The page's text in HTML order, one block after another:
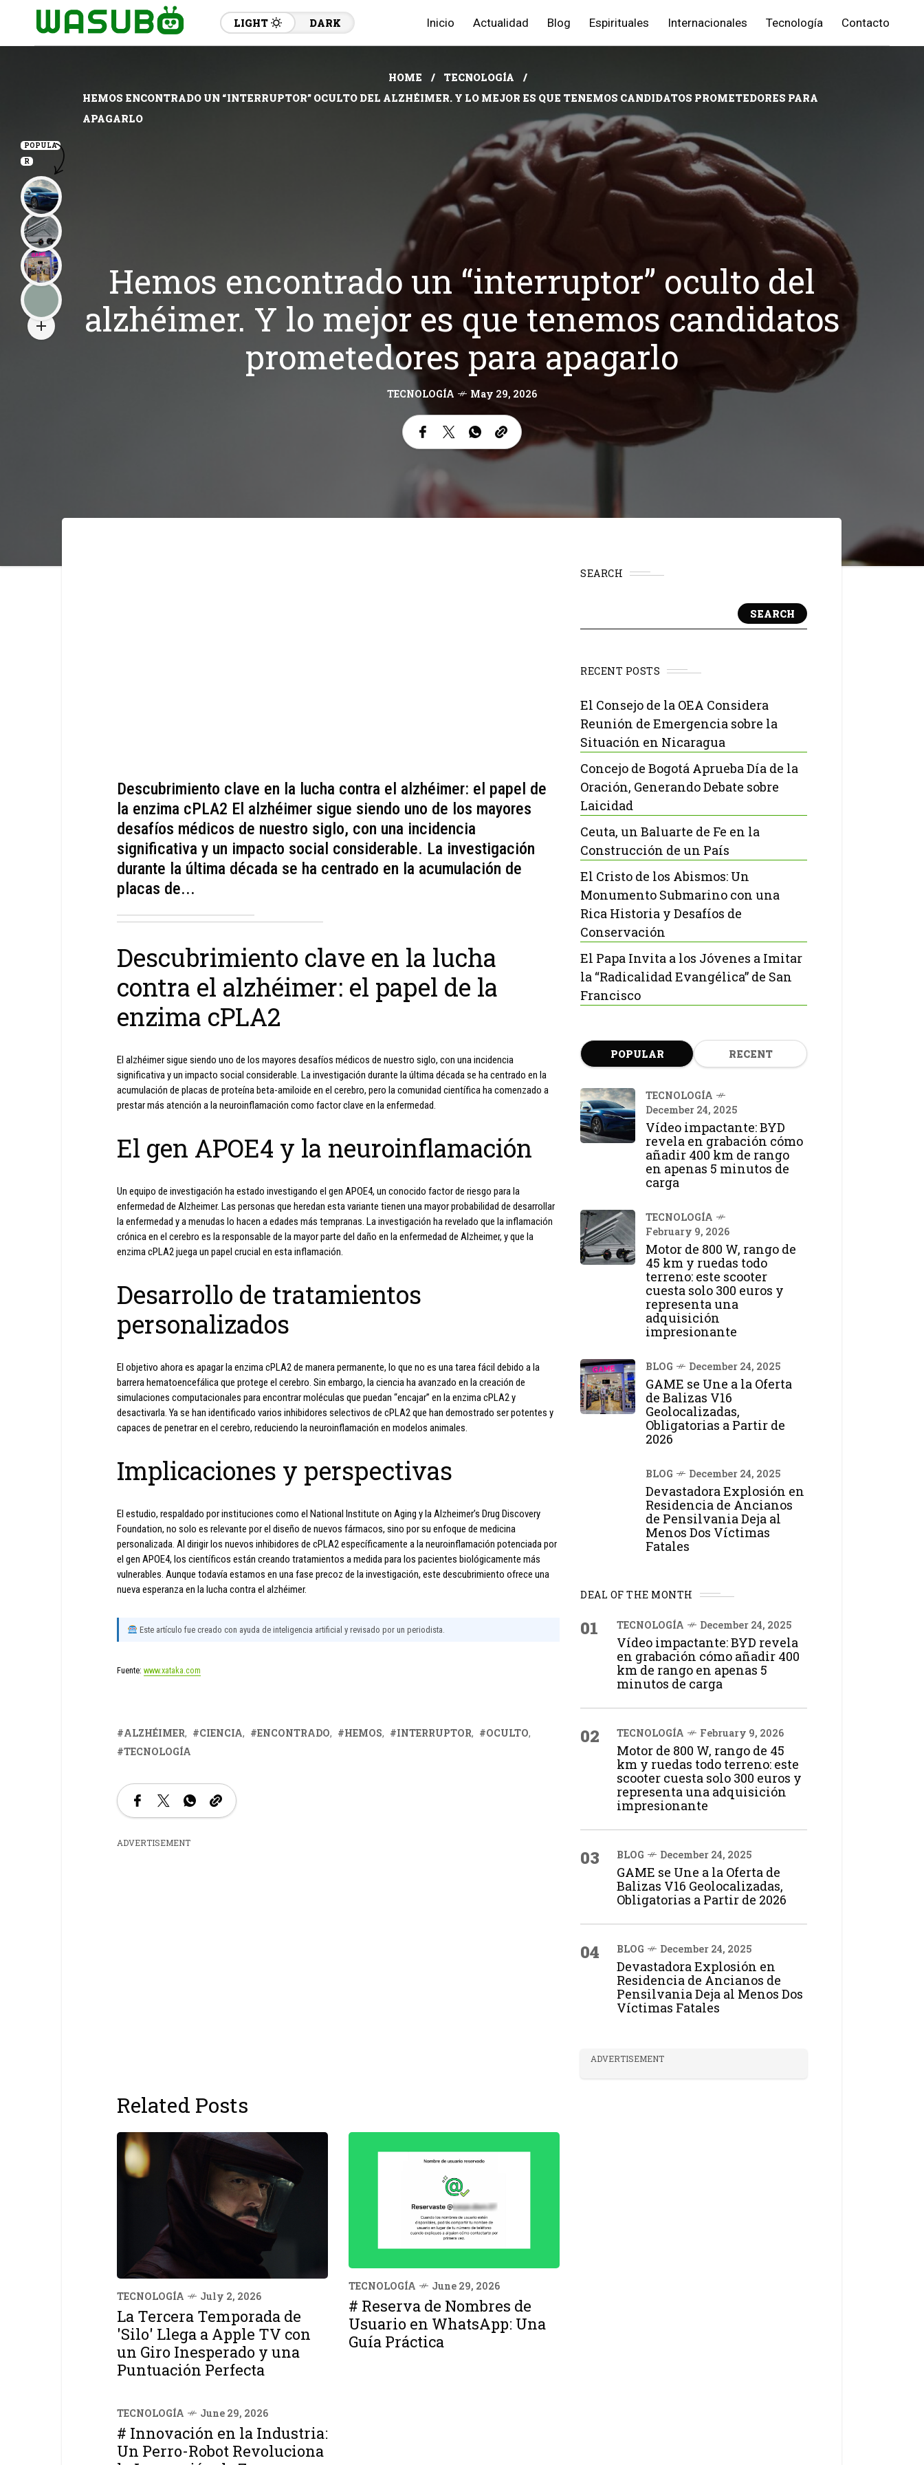
LIGHT DARK Inicio Actualidad Blog Espirituales Internacionales Tecnología Contacto
HOME
TECNOLOGÍA
HEMOS ENCONTRADO UN “INTERRUPTOR” OCULTO DEL ALZHÉIMER. Y LO MEJOR ES QUE TENEMOS CANDIDATOS PROMETEDORES PARA
APAGARLO
Hemos encontrado un “interruptor” oculto del
alzhéimer. Y lo mejor es que tenemos candidatos
prometedores para apagarlo
TECNOLOGÍA May 29, 2026
Descubrimiento clave en la lucha contra el alzhéimer: el papel de
la enzima cPLA2 El alzhéimer sigue siendo uno de los mayores
desafíos médicos de nuestro siglo, con una incidencia
significativa y un impacto social considerable. La investigación
durante la última década se ha centrado en la acumulación de
placas de...
Descubrimiento clave en la lucha
contra el alzhéimer: el papel de la
enzima cPLA2
El alzhéimer sigue siendo uno de los mayores desafíos médicos de nuestro siglo, con una incidencia
significativa y un impacto social considerable. La investigación durante la última década se ha centrado en la
acumulación de placas de proteína beta-amiloide en el cerebro, pero la comunidad científica ha comenzado a
prestar más atención a la neuroinflamación como factor clave en la enfermedad.
El gen APOE4 y la neuroinflamación
Un equipo de investigación ha estado investigando el gen APOE4, un conocido factor de riesgo para la
enfermedad de Alzheimer. Las personas que heredan esta variante tienen una mayor probabilidad de desarrollar
la enfermedad y a menudas lo hacen a edades más tempranas. La investigación ha revelado que la inflamación
crónica en el cerebro es la responsable de la mayor parte del daño en la enfermedad de Alzheimer, y que la
enzima cPLA2 juega un papel crucial en esta inflamación.
Desarrollo de tratamientos
personalizados
El objetivo ahora es apagar la enzima cPLA2 de manera permanente, lo que no es una tarea fácil debido a la
barrera hematoencefálica que protege el cerebro. Sin embargo, la ciencia ha avanzado en la creación de
simulaciones computacionales para encontrar moléculas que puedan “encajar” en la enzima cPLA2 y
desactivarla. Ya se han identificado varios inhibidores selectivos de cPLA2 que han demostrado ser potentes y
capaces de penetrar en el cerebro, reduciendo la neuroinflamación en modelos animales.
Implicaciones y perspectivas
El estudio, respaldado por instituciones como el National Institute on Aging y la Alzheimer’s Drug Discovery
Foundation, no solo es relevante por el diseño de nuevos fármacos, sino por su enfoque de medicina
personalizada. Al dirigir los nuevos inhibidores de cPLA2 específicamente a la neuroinflamación potenciada por
el gen APOE4, los científicos están creando tratamientos a medida para los pacientes biológicamente más
vulnerables. Aunque todavía estamos en una fase precoz de la investigación, este descubrimiento ofrece una
nueva esperanza en la lucha contra el alzhéimer.
Este artículo fue creado con ayuda de inteligencia artificial y revisado por un periodista.
Fuente: www.xataka.com
ALZHÉIMER CIENCIA ENCONTRADO HEMOS INTERRUPTOR
OCULTO
TECNOLOGÍA
ADVERTISEMENT
Related Posts
TECNOLOGÍA July 2, 2026
La Tercera Temporada de
'Silo' Llega a Apple TV con
un Giro Inesperado y una
Puntuación Perfecta
TECNOLOGÍA June 29, 2026
# Reserva de Nombres de
Usuario en WhatsApp: Una
Guía Práctica
TECNOLOGÍA June 29, 2026
# Innovación en la Industria:
Un Perro-Robot Revoluciona
SEARCH
SEARCH
RECENT POSTS
El Consejo de la OEA Considera
Reunión de Emergencia sobre la
Situación en Nicaragua
Concejo de Bogotá Aprueba Día de la
Oración, Generando Debate sobre
Laicidad
Ceuta, un Baluarte de Fe en la
Construcción de un País
El Cristo de los Abismos: Un
Monumento Submarino con una
Rica Historia y Desafíos de
Conservación
El Papa Invita a los Jóvenes a Imitar
la “Radicalidad Evangélica” de San
Francisco
POPULAR RECENT
TECNOLOGÍA
December 24, 2025
Vídeo impactante: BYD
revela en grabación cómo
añadir 400 km de rango
en apenas 5 minutos de
carga
TECNOLOGÍA
February 9, 2026
Motor de 800 W, rango de
45 km y ruedas todo
terreno: este scooter
cuesta solo 300 euros y
representa una
adquisición
impresionante
BLOG December 24, 2025
GAME se Une a la Oferta
de Balizas V16
Geolocalizadas,
Obligatorias a Partir de
2026
BLOG December 24, 2025
Devastadora Explosión en
Residencia de Ancianos
de Pensilvania Deja al
Menos Dos Víctimas
Fatales
DEAL OF THE MONTH
01 TECNOLOGÍA December 24, 2025
Vídeo impactante: BYD revela
en grabación cómo añadir 400
km de rango en apenas 5
minutos de carga
02 TECNOLOGÍA February 9, 2026
Motor de 800 W, rango de 45
km y ruedas todo terreno: este
scooter cuesta solo 300 euros y
representa una adquisición
impresionante
03 BLOG December 24, 2025
GAME se Une a la Oferta de
Balizas V16 Geolocalizadas,
Obligatorias a Partir de 2026
04 BLOG December 24, 2025
Devastadora Explosión en
Residencia de Ancianos de
Pensilvania Deja al Menos Dos
Víctimas Fatales
ADVERTISEMENT
POPULA
R